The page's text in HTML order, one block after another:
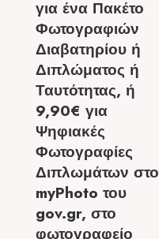
για ένα Πακέτο
Φωτογραφιών
Διαβατηρίου ή
Διπλώματος ή
Ταυτότητας, ή
9,90€ για
Ψηφιακές
Φωτογραφίες
Διπλωμάτων στο
myPhoto του
gov.gr, στο
φωτογραφείο